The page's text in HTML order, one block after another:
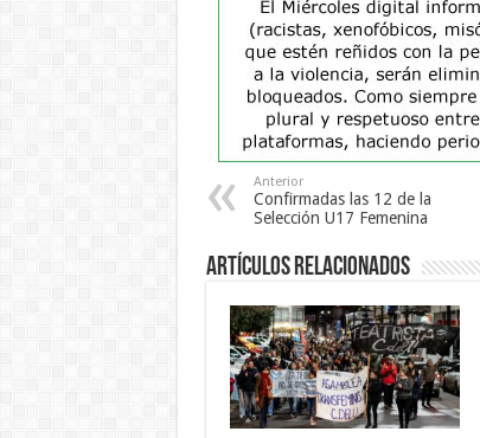
Anterior
Confirmadas las 12 de la
Selección U17 Femenina
Artículos Relacionados